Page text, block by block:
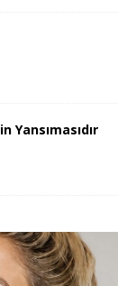
Yansımasıdır